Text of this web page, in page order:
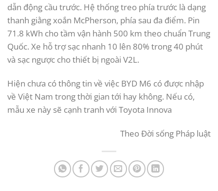
dẫn động cầu trước. Hệ thống treo phía trước là dạng
thanh giằng xoắn McPherson, phía sau đa điểm. Pin
71.8 kWh cho tầm vận hành 500 km theo chuẩn Trung
Quốc. Xe hỗ trợ sạc nhanh 10 lên 80% trong 40 phút
và sạc ngược cho thiết bị ngoài V2L.
Hiện chưa có thông tin về việc BYD M6 có được nhập
về Việt Nam trong thời gian tới hay không. Nếu có,
mẫu xe này sẽ cạnh tranh với Toyota Innova
TheoĐời sống Pháp luật